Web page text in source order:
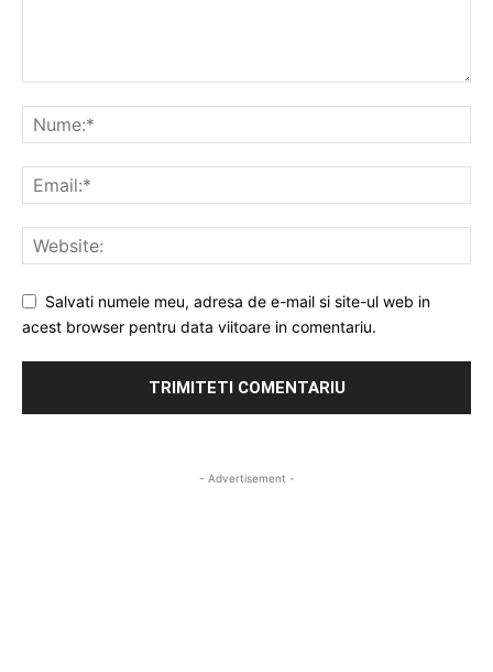
Salvati numele meu, adresa de e-mail si site-ul web in
acest browser pentru data viitoare in comentariu.
- Advertisement -